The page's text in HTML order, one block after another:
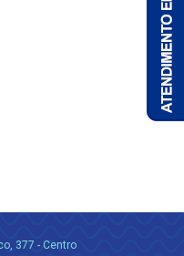
377 - Centro